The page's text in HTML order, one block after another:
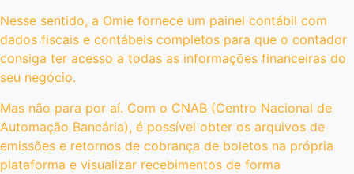
Nesse sentido, a Omie fornece um painel contábil com
dados fiscais e contábeis completos para que o contador
consiga ter acesso a todas as informações financeiras do
seu negócio.
Mas não para por aí. Com o CNAB (Centro Nacional de
Automação Bancária), é possível obter os arquivos de
emissões e retornos de cobrança de boletos na própria
plataforma e visualizar recebimentos de forma